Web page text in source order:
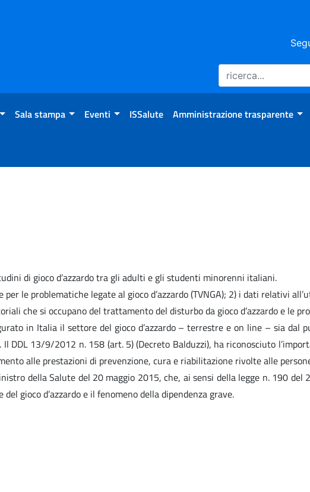
Sala stampa Eventi ISSalute Amministrazione trasparente
di gioco d’azzardo tra gli adulti e gli studenti minorenni italiani.
le problematiche legate al gioco d’azzardo (TVNGA); 2) i dati relativi
che si occupano del trattamento del disturbo da gioco d’azzardo e le
in Italia il settore del gioco d’azzardo – terrestre e on line – sia dal
13/9/2012 n. 158 (art. 5) (Decreto Balduzzi), ha riconosciuto
alle prestazioni di prevenzione, cura e riabilitazione rivolte alle
della Salute del 20 maggio 2015, che, ai sensi della legge n. 190
gioco d’azzardo e il fenomeno della dipendenza grave.